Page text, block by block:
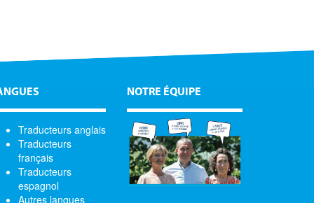
Traducteurs anglais
Traducteurs
français
Traducteurs
espagnol
Autres langues
NOTRE ÉQUIPE